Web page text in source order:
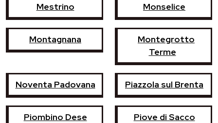
Mestrino Monselice
Montagnana
Montegrotto
Terme
Noventa Padovana Piazzola sul Brenta
Piombino Dese Piove di Sacco